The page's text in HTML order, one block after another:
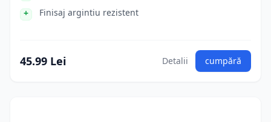
Finisaj argintiu rezistent
45.99 Lei Detalii cumpără